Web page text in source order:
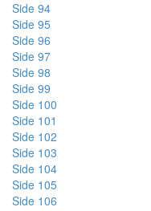
Side 94
Side 95
Side 96
Side 97
Side 98
Side 99
Side 100
Side 101
Side 102
Side 103
Side 104
Side 105
Side 106